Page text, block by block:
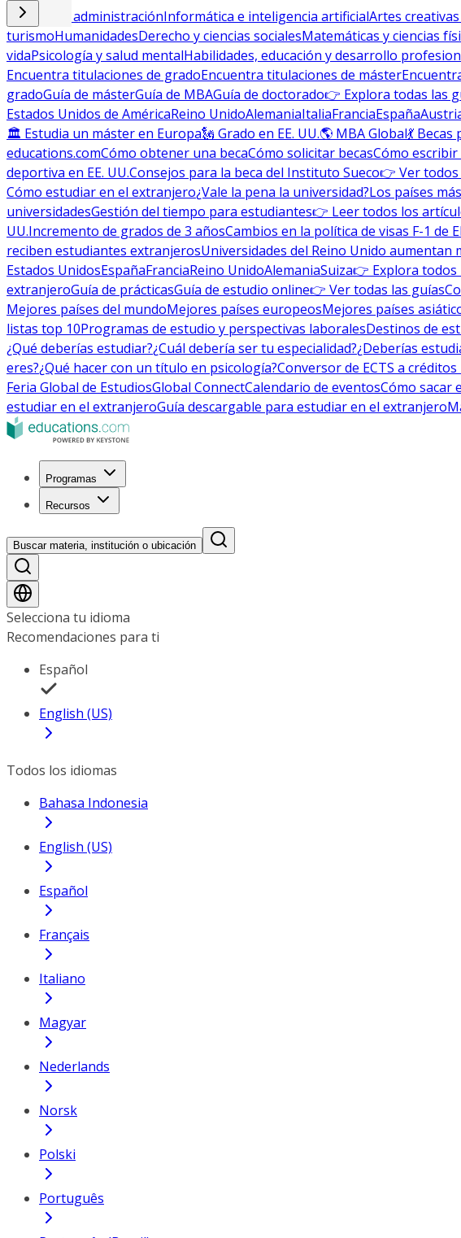
Empresa y administraciónInformática e inteligencia artificialArtes
turismoHumanidadesDerecho y ciencias socialesMatemáticas y ciencias
vidaPsicología y salud mentalHabilidades, educación y desarrollo
Encuentra titulaciones de gradoEncuentra titulaciones de máster
gradoGuía de másterGuía de MBAGuía de doctorado👉 Explora todas las
Estados Unidos de AméricaReino UnidoAlemaniaItaliaFranciaEspaña
🏛 Estudia un máster en Europa🗽 Grado en EE. UU.🌎 MBA Global💃
educations.comCómo obtener una becaCómo solicitar becasCómo
deportiva en EE. UU.Consejos para la beca del Instituto Sueco👉 Ver todos
Cómo estudiar en el extranjero¿Vale la pena la universidad?Los países
universidadesGestión del tiempo para estudiantes👉 Leer todos los
UU.Incremento de grados de 3 añosCambios en la política de visas F-1 de
reciben estudiantes extranjerosUniversidades del Reino Unido aumentan
Estados UnidosEspañaFranciaReino UnidoAlemaniaSuiza👉 Explora todos
extranjeroGuía de prácticasGuía de estudio online👉 Ver todas las guías
Mejores países del mundoMejores países europeosMejores países
listas top 10Programas de estudio y perspectivas laboralesDestinos de
¿Qué deberías estudiar?¿Cuál debería ser tu especialidad?¿Deberías
eres?¿Qué hacer con un título en psicología?Conversor de ECTS a créditos
Feria Global de EstudiosGlobal ConnectCalendario de eventosCómo sacar
estudiar en el extranjeroGuía descargable para estudiar en el extranjero
Programas
Recursos
Buscar materia, institución o ubicación
Selecciona tu idioma
Recomendaciones para ti
Español
English (US)
Todos los idiomas
Bahasa Indonesia
English (US)
Español
Français
Italiano
Magyar
Nederlands
Norsk
Polski
Português